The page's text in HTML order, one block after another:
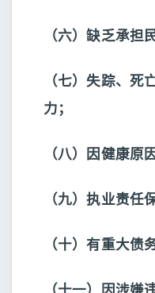
（六）缺乏承担
（七）失踪、
力；
（八）因健康原
（九）执业责任
（十）有重大债
（十一）因涉嫌